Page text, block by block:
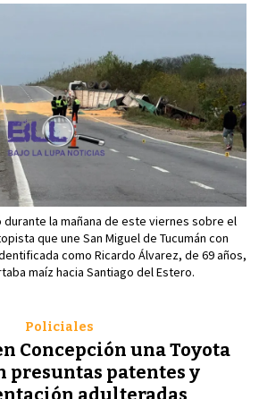
la mañana de este viernes sobre el
que une San Miguel de Tucumán con
como Ricardo Álvarez, de 69 años,
maíz hacia Santiago del Estero.
Concepción una Toyota
presuntas patentes y
adulteradas
Policiales